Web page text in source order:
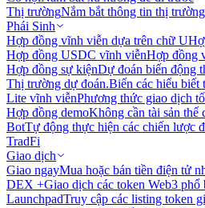
Thị trườngNắm bắt thông tin thị
Phái Sinh
Hợp đồng vĩnh viễn dựa trên chữ U
Hợp đồng USDC vĩnh viễnHợp đồng
Hợp đồng sự kiệnDự đoán biến động
Thị trường dự đoán.Biến các hiểu biết
Lite vĩnh viễnPhương thức giao dịch
Hợp đồng demoKhông cần tài sản thế
BotTự động thực hiện các chiến lược
TradFi
Giao dịch
Giao ngayMua hoặc bán tiền điện tử
DEX +Giao dịch các token Web3 phổ
LaunchpadTruy cập các listing token